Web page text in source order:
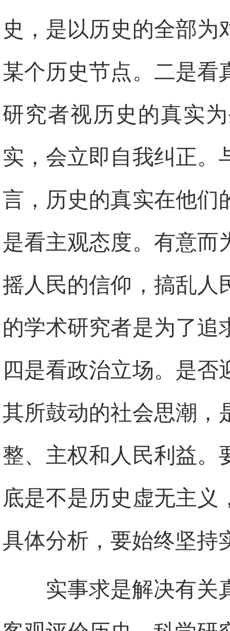
史，是以历史的全部为
某个历史节点。二是看
研究者视历史的真实
实，会立即自我纠正。
言，历史的真实在他们
是看主观态度。有意而
摇人民的信仰，搞乱人
的学术研究者是为了追
四是看政治立场。是
其所鼓动的社会思潮，
整、主权和人民利益。
底是不是历史虚无主义
具体分析，要始终坚持
实事求是解决有关